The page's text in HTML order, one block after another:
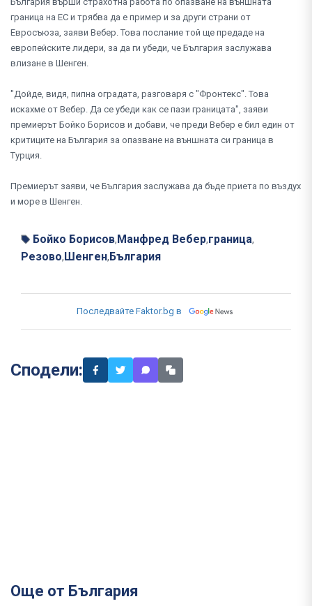
граница на ЕС и трябва да е пример и за други страни от
Евросъюза, заяви Вебер. Това послание той ще предаде на
европейските лидери, за да ги убеди, че България заслужава
влизане в Шенген.
"Дойде, видя, пипна оградата, разговаря с "Фронтекс". Това
искахме от Вебер. Да се убеди как се пази границата", заяви
премиерът Бойко Борисов и добави, че преди Вебер е бил един от
критиците на България за опазване на външната си граница в
Турция.
Премиерът заяви, че България заслужава да бъде приета по въздух
и море в Шенген.
Бойко Борисов, Манфред Вебер,граница,
Резово, Шенген, България
Последвайте Faktor.bg в
Сподели:
Още от България